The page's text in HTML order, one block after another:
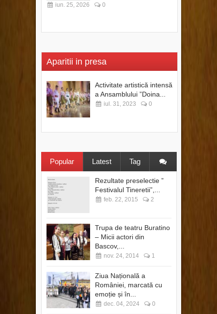
iun. 25, 2026 0
Aparitii in presa
Activitate artistică intensă
a Ansamblului ”Doina...
iul. 31, 2023 0
Popular Latest Tag
Rezultate preselectie ”
Festivalul Tineretii”,...
feb. 22, 2015 2
Trupa de teatru Buratino
– Micii actori din
Bascov,...
nov. 24, 2014 1
Ziua Națională a
României, marcată cu
emoție și în...
dec. 04, 2024 0